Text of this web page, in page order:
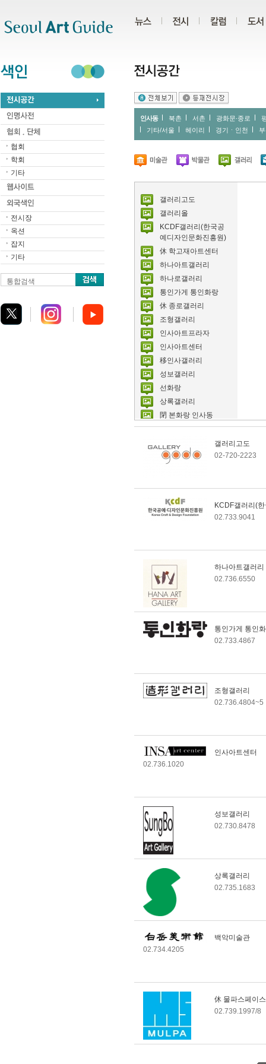
협회
학회
기타
전시장
옥션
잡지
기타
통합검색
인사동 북촌 서촌 광화문∙종로
기타/서울
헤이리 경기ㆍ인천
갤러리고도
갤러리올
KCDF갤러리(한국공
예디자인문화진흥원)
休 학고재아트센터
하나아트갤러리
하나로갤러리
통인가게 통인화랑
休 종로갤러리
조형갤러리
인사아트프라자
인사아트센터
移인사갤러리
성보갤러리
선화랑
상록갤러리
閉 본화랑 인사동
백악미술관
休 물파스페이스
모던화랑
동호갤러리
休 덕원갤러리
閉 단성갤러리
노화랑
노암갤러리
나화랑
김영섭사진화랑
그린갤러리
갤러리(공평아트로 명
칭변경)
移공아트스페이스 (구
休 창갤러리
갤러리우림
갤러리에이엠(구)
갤러리라메르
가람화랑
가나아트스페이스 (갤
러리가나로 명칭변경)
休 서울화랑(구 스페
이스틈새)
김진혜갤러리
토포하우스(토포하우
스아트센터로 명칭변
리더스갤러리수
갤러리아트플러스
移 갤러리도스
휴관_북스
갤러리고도
02-720-2223
KCDF갤러리(
02.733.9041
하나아트갤러리
02.736.6550
통인가게 통인
02.733.4867
조형갤러리
02.736.4804~5
인사아트센터
02.736.1020
성보갤러리
02.730.8478
상록갤러리
02.735.1683
백악미술관
02.734.4205
休 물파스페이스
02.739.1997/8